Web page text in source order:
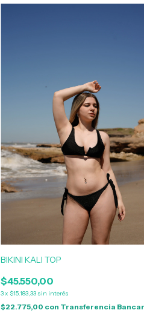
BIKINI KALI TOP
$45.550,00
3x $15.183,33 sin interés
$22.775,00 con Transferencia